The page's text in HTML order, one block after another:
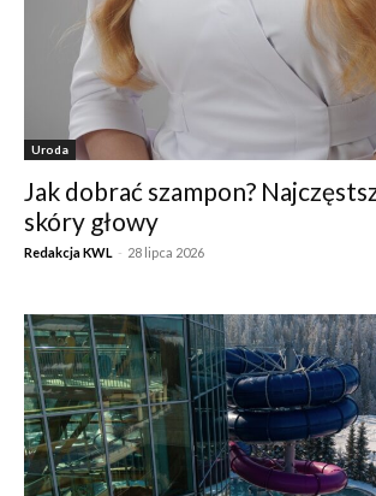
Uroda
Jak dobrać szampon?
skóry głowy
Redakcja KWL - 28 lipca 2026